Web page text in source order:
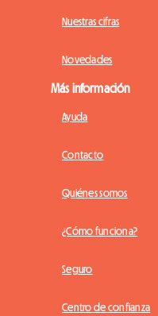
Nuestras cifras
Novedades
Más información
Ayuda
Contacto
Quiénes somos
¿Cómo funciona?
Seguro
Centro de confianza